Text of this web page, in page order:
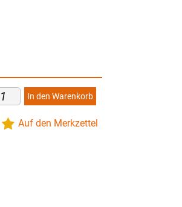
In den Warenkorb
Auf den Merkzettel